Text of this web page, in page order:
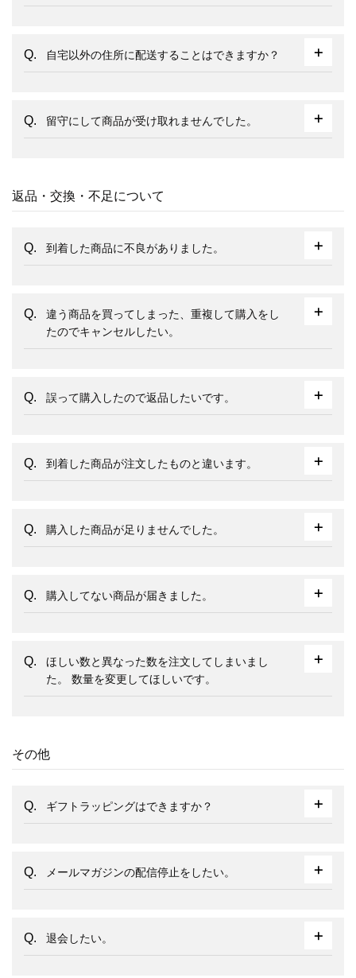
自宅以外の住所に配送することはできますか？
留守にして商品が受け取れませんでした。
返品・交換・不足について
到着した商品に不良がありました。
違う商品を買ってしまった、重複して購入をし
たのでキャンセルしたい。
誤って購入したので返品したいです。
到着した商品が注文したものと違います。
購入した商品が足りませんでした。
購入してない商品が届きました。
ほしい数と異なった数を注文してしまいまし
た。 数量を変更してほしいです。
その他
ギフトラッピングはできますか？
メールマガジンの配信停止をしたい。
退会したい。